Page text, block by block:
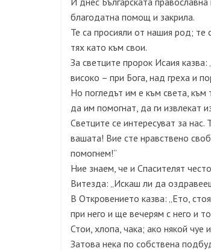
благодатна помощ и закрила.
Те са просияли от нашия род;
тях като към свои.
За светците пророк Исаия
високо – при Бога, над греха и
Но погледът им е към света, към
да им помогнат, да ги извлекат
Светците се интересуват за
вашата! Вие сте нравствено
помогнем!“
Ние знаем, че и Спасителят
Витезда: „Искаш ли да
В Откровението казва: „Ето,
при него и ще вечерям с него и
Стои, хлопа, чака; ако някой чуе
Затова нека по собствена